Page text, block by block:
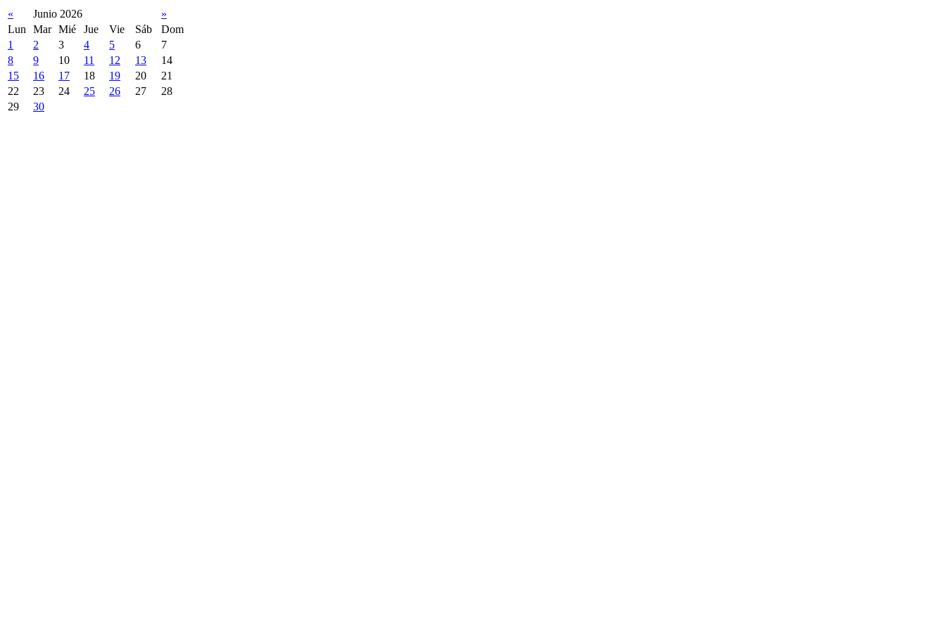
« Junio 2026
»
Lun
Mar Mié Jue Vie Sáb
Dom
1
2 3 4 5 6
7
8
9 10 11 12 13
14
15
16 17 18 19 20
21
22
23 24 25 26 27
28
29
30